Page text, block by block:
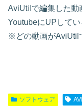
AviUtilで編集した動
YoutubeにUPしてい
※どの動画がAviUtil
ソフトウェア